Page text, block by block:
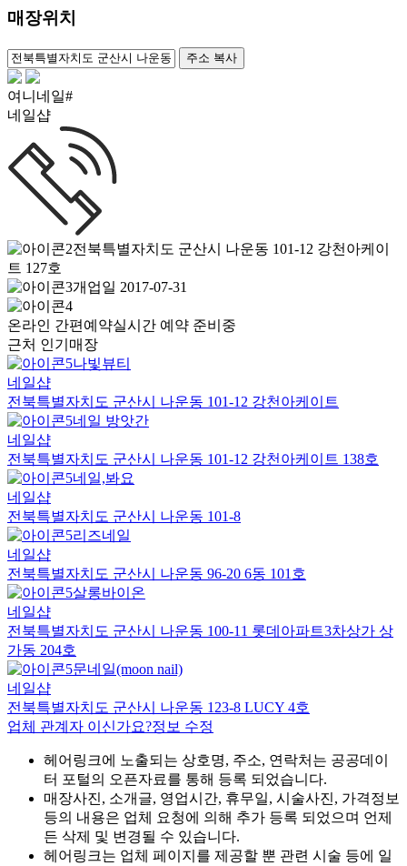
매장위치
주소 복사
여니네일#
네일샵
전북특별자치도 군산시 나운동 101-12 강천아케이
트 127호
개업일 2017-07-31
온라인 간편예약실시간 예약 준비중
근처 인기매장
나빛뷰티
네일샵
전북특별자치도 군산시 나운동 101-12 강천아케이트
네일 방앗간
네일샵
전북특별자치도 군산시 나운동 101-12 강천아케이트 138호
네일,봐요
네일샵
전북특별자치도 군산시 나운동 101-8
리즈네일
네일샵
전북특별자치도 군산시 나운동 96-20 6동 101호
살롱바이온
네일샵
전북특별자치도 군산시 나운동 100-11 롯데아파트3차상가 상
가동 204호
문네일(moon nail)
네일샵
전북특별자치도 군산시 나운동 123-8 LUCY 4호
업체 관계자 이신가요?정보 수정
헤어링크에 노출되는 상호명, 주소, 연락처는 공공데이
터 포털의 오픈자료를 통해 등록 되었습니다.
매장사진, 소개글, 영업시간, 휴무일, 시술사진, 가격정보
등의 내용은 업체 요청에 의해 추가 등록 되었으며 언제
든 삭제 및 변경될 수 있습니다.
헤어링크는 업체 페이지를 제공할 뿐 관련 시술 등에 일